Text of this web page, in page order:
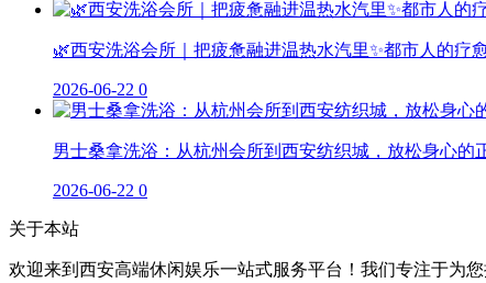
🌿西安洗浴会所｜把疲惫融进温热水汽里✨都市人的疗
2026-06-22 0
男士桑拿洗浴：从杭州会所到西安纺织城，放松身心的
2026-06-22 0
关于本站
欢迎来到西安高端休闲娱乐一站式服务平台！我们专注于为